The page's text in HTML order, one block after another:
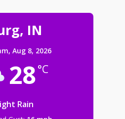
IN
Aug 8, 2026
28°C
Rain
वाहन को फूंका
8, 2026